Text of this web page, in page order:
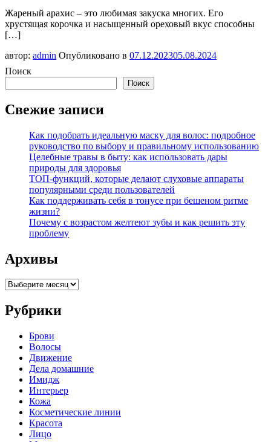
Жареный арахис – это любимая закуска многих. Его
хрустящая корочка и насыщенный ореховый вкус способны
[…]
автор: admin Опубликовано в 07.12.202305.08.2024
Поиск
Поиск
Свежие записи
Как подобрать идеальную маску для волос: подробное
руководство по выбору и правильному использованию
Целебные травы в быту: как использовать дары
природы для здоровья
ТОП-функций, которые делают слуховые аппараты
популярными среди пользователей
Как поддерживать себя в тонусе при бешеном ритме
жизни?
Почему с возрастом желтеют зубы и как решить эту
проблему
Архивы
Архивы
Рубрики
Брови
Волосы
Движение
Дела домашние
Имидж
Интерьер
Кожа
Косметические линии
Красота
Лицо